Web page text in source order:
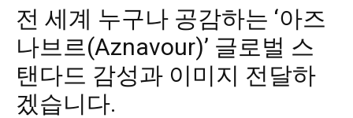
전 세계 누구나 공감하는 ‘아즈
나브르(Aznavour)’ 글로벌 스
탠다드 감성과 이미지 전달하
겠습니다.